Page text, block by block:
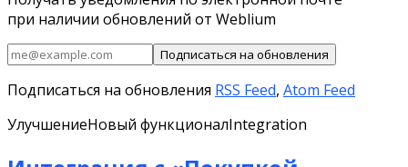
при наличии обновлений от Weblium
Подписаться на обновления RSS Feed, Atom Feed
УлучшениеНовый функционалIntegration